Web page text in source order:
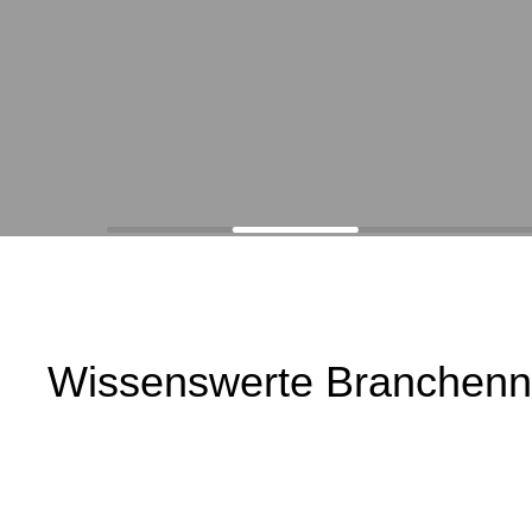
Wissenswerte